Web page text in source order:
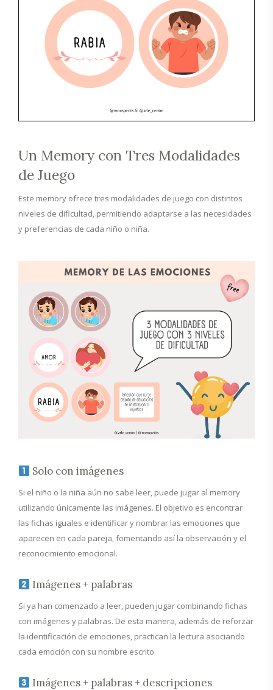
Un Memory con Tres Modalidades
de Juego
Este memory ofrece tres modalidades de juego con distintos
niveles de dificultad, permitiendo adaptarse a las necesidades
y preferencias de cada niño o niña.
Solo con imágenes
Si el niño o la niña aún no sabe leer, puede jugar al memory
utilizando únicamente las imágenes. El objetivo es encontrar
las fichas iguales e identificar y nombrar las emociones que
aparecen en cada pareja, fomentando así la observación y el
reconocimiento emocional.
Imágenes + palabras
Si ya han comenzado a leer, pueden jugar combinando fichas
con imágenes y palabras. De esta manera, además de reforzar
la identificación de emociones, practican la lectura asociando
cada emoción con su nombre escrito.
Imágenes + palabras + descripciones